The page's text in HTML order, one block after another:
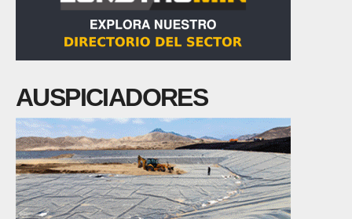
AUSPICIADORES